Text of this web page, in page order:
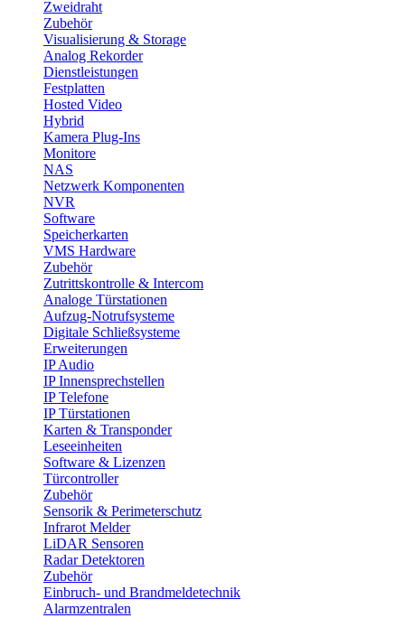
Zweidraht
Zubehör
Visualisierung & Storage
Analog Rekorder
Dienstleistungen
Festplatten
Hosted Video
Hybrid
Kamera Plug-Ins
Monitore
NAS
Netzwerk Komponenten
NVR
Software
Speicherkarten
VMS Hardware
Zubehör
Zutrittskontrolle & Intercom
Analoge Türstationen
Aufzug-Notrufsysteme
Digitale Schließsysteme
Erweiterungen
IP Audio
IP Innensprechstellen
IP Telefone
IP Türstationen
Karten & Transponder
Leseeinheiten
Software & Lizenzen
Türcontroller
Zubehör
Sensorik & Perimeterschutz
Infrarot Melder
LiDAR Sensoren
Radar Detektoren
Zubehör
Einbruch- und Brandmeldetechnik
Alarmzentralen